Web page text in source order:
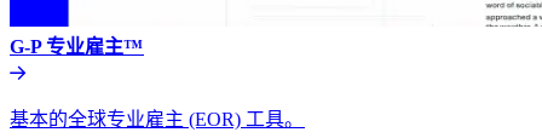
G-P 专业雇主™​​
基本的全球专业雇主 (EOR) 工具。​​